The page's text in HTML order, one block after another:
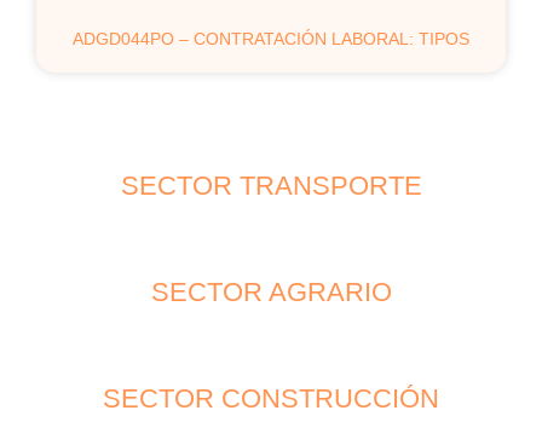
ADGD044PO – CONTRATACIÓN LABORAL: TIPOS
SECTOR TRANSPORTE
SECTOR AGRARIO
SECTOR CONSTRUCCIÓN